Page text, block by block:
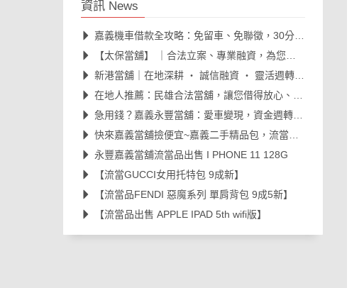
資訊 News
嘉義機車借款全攻略：免留車、免聯徵，30分鐘快速撥款！
【太保當舖】 ｜合法立案、專業融資，為您打造安心的資金周轉後盾🛡️
新港當舖｜在地深耕 ‧ 誠信融資 ‧ 靈活週轉的最佳夥伴💪
在地人推薦：民雄合法當舖，讓您借得放心、還得輕鬆 ✨
急用錢？嘉義永豐當舖：愛車變現，資金週轉救急首選！
快來嘉義當舖撿便宜~嘉義二手精品包，流當出售
永豐嘉義當舖流當品出售 I PHONE 11 128G
【流當GUCCI女用托特包 9成新】
【流當品FENDI 惡魔系列 單肩背包 9成5新】
【流當品出售 APPLE IPAD 5th wifi版】